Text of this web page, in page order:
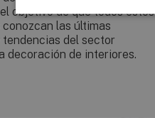
objetivo de que todos estos
las últimas
del sector
decoración de interiores.